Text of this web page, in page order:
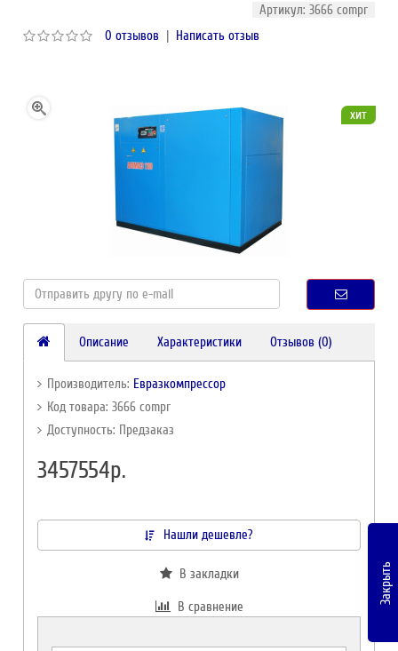
Артикул: 3666 compr
0 отзывов | Написать отзыв
хит
Описание Характеристики Отзывов (0)
Производитель: Евразкомпрессор
Код товара: 3666 compr
Доступность: Предзаказ
3457554р.
Нашли дешевле?
В закладки
В сравнение
Закрыть